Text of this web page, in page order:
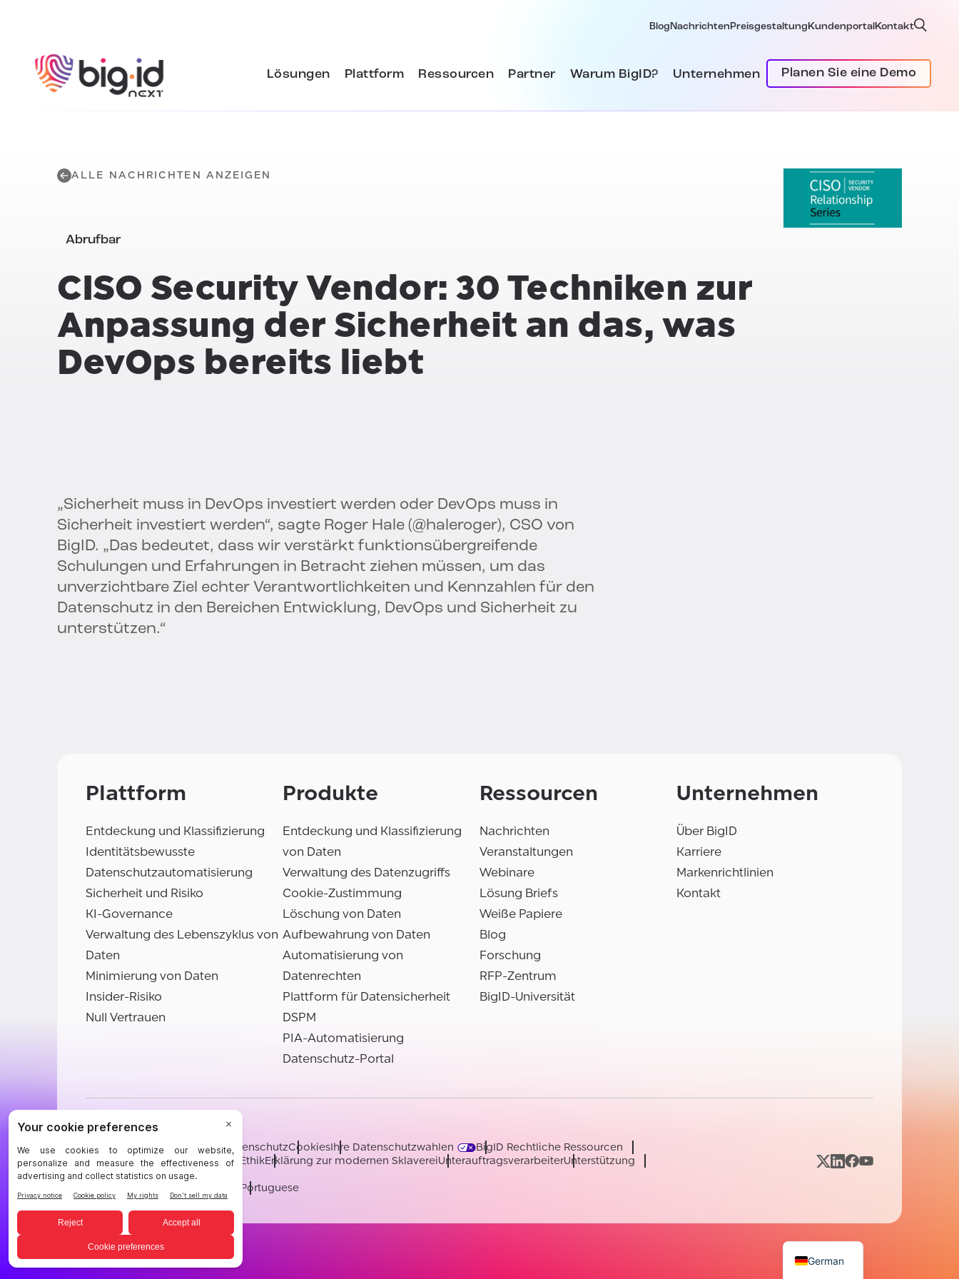
Blog Nachrichten Preisgestaltung Kundenportal Kontakt
Lösungen Plattform Ressourcen Partner Warum BigID? Unternehmen Planen Sie eine Demo
ALLE NACHRICHTEN ANZEIGEN
Abrufbar
CISO Security Vendor: 30 Techniken zur
Anpassung der Sicherheit an das, was
DevOps bereits liebt
„Sicherheit muss in DevOps investiert werden oder DevOps muss in
Sicherheit investiert werden“, sagte Roger Hale (@haleroger), CSO von
BigID. „Das bedeutet, dass wir verstärkt funktionsübergreifende
Schulungen und Erfahrungen in Betracht ziehen müssen, um das
unverzichtbare Ziel echter Verantwortlichkeiten und Kennzahlen für den
Datenschutz in den Bereichen Entwicklung, DevOps und Sicherheit zu
unterstützen.“
Plattform
Entdeckung und Klassifizierung
Identitätsbewusste
Datenschutzautomatisierung
Sicherheit und Risiko
KI-Governance
Verwaltung des Lebenszyklus von
Daten
Minimierung von Daten
Insider-Risiko
Null Vertrauen
Produkte
Entdeckung und Klassifizierung
von Daten
Verwaltung des Datenzugriffs
Cookie-Zustimmung
Löschung von Daten
Aufbewahrung von Daten
Automatisierung von
Datenrechten
Plattform für Datensicherheit
DSPM
PIA-Automatisierung
Datenschutz-Portal
Ressourcen
Nachrichten
Veranstaltungen
Webinare
Lösung Briefs
Weiße Papiere
Blog
Forschung
RFP-Zentrum
BigID-Universität
Unternehmen
Über BigID
Karriere
Markenrichtlinien
Kontakt
©BigID
BedingungenHinweis zum DatenschutzCookiesIhre Datenschutzwahlen
BigID Rechtliche Ressourcen
ZertifizierungenVerhalten und EthikErklärung zur modernen SklavereiUnterauftragsverarbeiterUnterstützung
Karriere[email protected]
Portuguese
German